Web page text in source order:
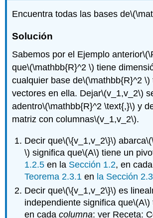
(\PageIndex{10}\):
a
by
inspection
Solución
Encuentra todas las bases de
Solución
Sabemos por el Ejemplo anterior
que\(\mathbb{R}^2 \) tiene
cualquier base de\(\mathbb{R}^2 \)
vectores en ella. Dejar\(v_1,v_2\)
adentro\(\mathbb{R}^2 \text{,}\) y
matriz con columnas\(v_1,v_2\).
Decir que\(\{v_1,v_2\}\) abarca
\) significa que\(A\) tiene un
1.2.5 en la Sección 1.2, en
Teorema 2.3.1 en la Sección 2.3
Decir que\(\{v_1,v_2\}\) es
independiente significa que\(A\)
en cadacolumna: ver Receta: